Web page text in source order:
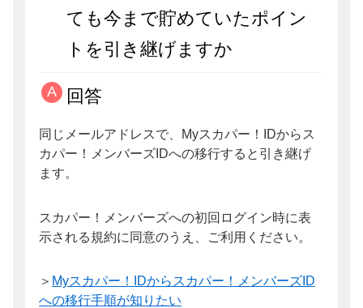
ても今まで貯めていたポイン
トを引き継げますか
回答
同じメールアドレスで、Myスカパー！IDからス
カパー！メンバーズIDへの移行すると引き継げ
ます。
スカパー！メンバーズへの初回ログイン時に表
示される規約に同意のうえ、ご利用ください。
＞ Myスカパー！IDからスカパー！メンバーズID
への移行手順が知りたい